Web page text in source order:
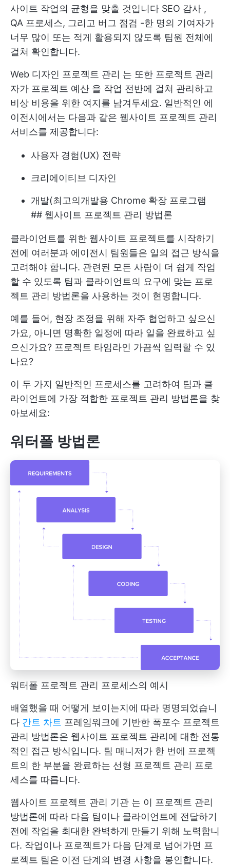
사이트 작업의 균형을 맞출 것입니다 SEO 감사 ,
QA 프로세스, 그리고 버그 점검 -한 명의 기여자가
너무 많이 또는 적게 활용되지 않도록 팀원 전체에
걸쳐 확인합니다.
Web 디자인 프로젝트 관리 는 또한 프로젝트 관리
자가 프로젝트 예산 을 작업 전반에 걸쳐 관리하고
비상 비용을 위한 여지를 남겨두세요. 일반적인 에
이전시에서는 다음과 같은 웹사이트 프로젝트 관리
서비스를 제공합니다:
사용자 경험(UX) 전략
크리에이티브 디자인
개발(최고의개발용 Chrome 확장 프로그램
## 웹사이트 프로젝트 관리 방법론
클라이언트를 위한 웹사이트 프로젝트를 시작하기
전에 여러분과 에이전시 팀원들은 일의 접근 방식을
고려해야 합니다. 관련된 모든 사람이 더 쉽게 작업
할 수 있도록 팀과 클라이언트의 요구에 맞는 프로
젝트 관리 방법론을 사용하는 것이 현명합니다.
예를 들어, 현장 조정을 위해 자주 협업하고 싶으신
가요, 아니면 명확한 일정에 따라 일을 완료하고 싶
으신가요? 프로젝트 타임라인 가끔씩 입력할 수 있
나요?
이 두 가지 일반적인 프로세스를 고려하여 팀과 클
라이언트에 가장 적합한 프로젝트 관리 방법론을 찾
아보세요:
워터폴 방법론
워터폴 프로젝트 관리 프로세스의 예시
배열했을 때 어떻게 보이는지에 따라 명명되었습니
다 간트 차트 프레임워크에 기반한 폭포수 프로젝트
관리 방법론은 웹사이트 프로젝트 관리에 대한 전통
적인 접근 방식입니다. 팀 매니저가 한 번에 프로젝
트의 한 부분을 완료하는 선형 프로젝트 관리 프로
세스를 따릅니다.
웹사이트 프로젝트 관리 기관 는 이 프로젝트 관리
방법론에 따라 다음 팀이나 클라이언트에 전달하기
전에 작업을 최대한 완벽하게 만들기 위해 노력합니
다. 작업이나 프로젝트가 다음 단계로 넘어가면 프
로젝트 팀은 이전 단계의 변경 사항을 봉인합니다.